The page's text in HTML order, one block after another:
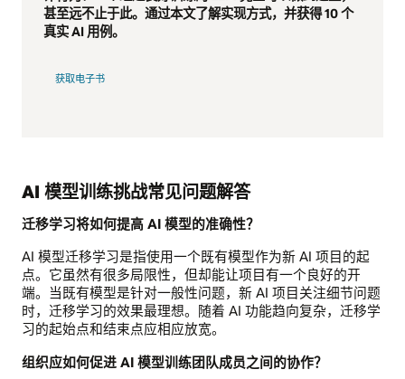
甚至远不止于此。通过本文了解实现方式，并获得 10 个
真实 AI 用例。
获取电子书
AI 模型训练挑战常见问题解答
迁移学习将如何提高 AI 模型的准确性？
AI 模型迁移学习是指使用一个既有模型作为新 AI 项目的起
点。它虽然有很多局限性，但却能让项目有一个良好的开
端。当既有模型是针对一般性问题，新 AI 项目关注细节问题
时，迁移学习的效果最理想。随着 AI 功能趋向复杂，迁移学
习的起始点和结束点应相应放宽。
组织应如何促进 AI 模型训练团队成员之间的协作？